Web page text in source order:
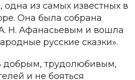
одна из самых известных в
Она была собрана
Н. Афанасьевым и вошла
русские сказки».
добрым, трудолюбивым,
и не бояться